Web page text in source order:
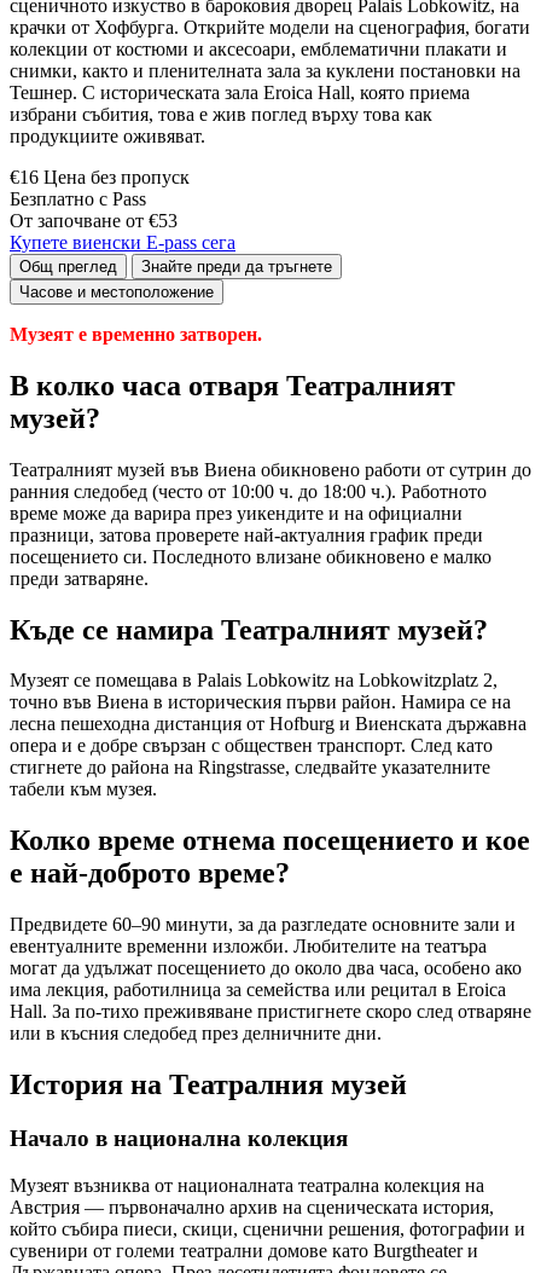
сценичното изкуство в бароковия дворец Palais Lobkowitz, на
крачки от Хофбурга. Открийте модели на сценография, богати
колекции от костюми и аксесоари, емблематични плакати и
снимки, както и пленителната зала за куклени постановки на
Тешнер. С историческата зала Eroica Hall, която приема
избрани събития, това е жив поглед върху това как
продукциите оживяват.
€16 Цена без пропуск
Безплатно с Pass
От започване от €53
Купете виенски E-pass сега
Общ преглед
Знайте преди да тръгнете
Часове и местоположение
Музеят е временно затворен.
В колко часа отваря Театралният
музей?
Театралният музей във Виена обикновено работи от сутрин до
ранния следобед (често от 10:00 ч. до 18:00 ч.). Работното
време може да варира през уикендите и на официални
празници, затова проверете най-актуалния график преди
посещението си. Последното влизане обикновено е малко
преди затваряне.
Къде се намира Театралният музей?
Музеят се помещава в Palais Lobkowitz на Lobkowitzplatz 2,
точно във Виена в историческия първи район. Намира се на
лесна пешеходна дистанция от Hofburg и Виенската държавна
опера и е добре свързан с обществен транспорт. След като
стигнете до района на Ringstrasse, следвайте указателните
табели към музея.
Колко време отнема посещението и кое
е най-доброто време?
Предвидете 60–90 минути, за да разгледате основните зали и
евентуалните временни изложби. Любителите на театъра
могат да удължат посещението до около два часа, особено ако
има лекция, работилница за семейства или рецитал в Eroica
Hall. За по-тихо преживяване пристигнете скоро след отваряне
или в късния следобед през делничните дни.
История на Театралния музей
Начало в национална колекция
Музеят възниква от националната театрална колекция на
Австрия — първоначално архив на сценическата история,
който събира пиеси, скици, сценични решения, фотографии и
сувенири от големи театрални домове като Burgtheater и